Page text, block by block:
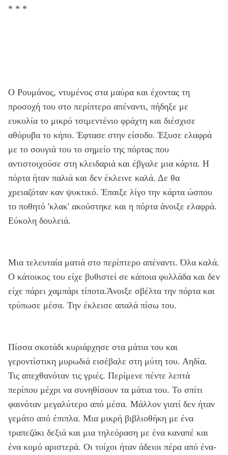
* * *
Ο Ρουμάνος, ντυμένος στα μαύρα και έχοντας τη
προσοχή του στο περίπτερο απέναντι, πήδηξε με
ευκολία το μικρό τσιμεντένιο φράχτη και διέσχισε
αθόρυβα το κήπο. Έφτασε στην είσοδο. Έξυσε ελαφρά
με το σουγιά του το σημείο της πόρτας που
αντιστοιχούσε στη κλειδαριά και έβγαλε μια κάρτα. Η
πόρτα ήταν παλιά και δεν έκλεινε καλά. Δε θα
χρειαζόταν καν ψυκτικό. Έπαιξε λίγο την κάρτα ώσπου
το ποθητό 'κλακ' ακούστηκε και η πόρτα άνοιξε ελαφρά.
Εύκολη δουλειά.
Μια τελευταία ματιά στο περίπτερο απέναντι. Όλα καλά.
Ο κάτοικος του είχε βυθιστεί σε κάποια φυλλάδα και δεν
είχε πάρει χαμπάρι τίποτα.Άνοιξε σβέλτα την πόρτα και
τρύπωσε μέσα. Την έκλεισε απαλά πίσω του.
Πίσσα σκοτάδι κυριάρχησε στα μάτια του και
γεροντίστικη μυρωδιά εισέβαλε στη μύτη του. Αηδία.
Τις απεχθανόταν τις γριές. Περίμενε πέντε λεπτά
περίπου μέχρι να συνηθίσουν τα μάτια του. Το σπίτι
φαινόταν μεγαλύτερο από μέσα. Μάλλον γιατί δεν ήταν
γεμάτο από έπιπλα. Μια μικρή βιβλιοθήκη με ένα
τραπεζάκι δεξιά και μια τηλεόραση με ένα καναπέ και
ένα κομό αριστερά. Οι τοίχοι ήταν άδειοι πέρα από ένα-